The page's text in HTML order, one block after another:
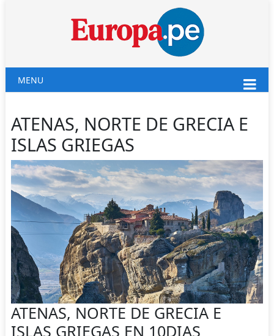
MENU
ATENAS, NORTE DE GRECIA E
ISLAS GRIEGAS
ATENAS, NORTE DE GRECIA E
ISLAS GRIEGAS EN 10DIAS